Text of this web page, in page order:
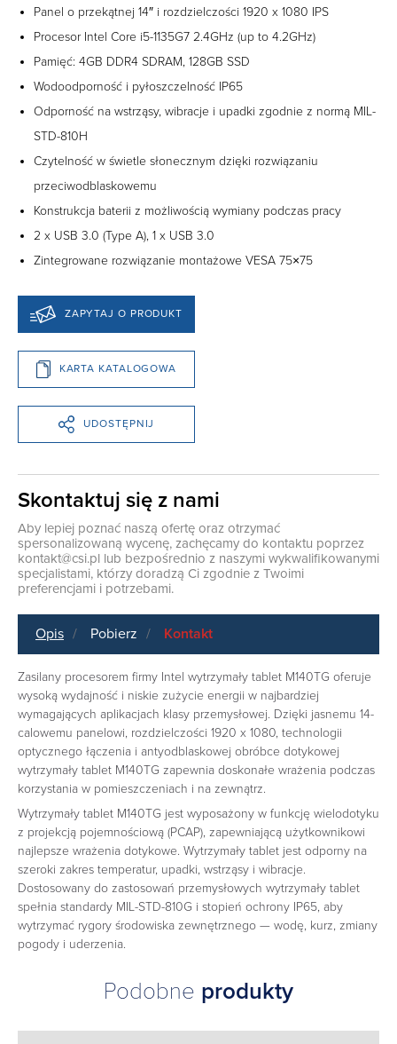
Panel o przekątnej 14″ i rozdzielczości 1920 x 1080 IPS
Procesor Intel Core i5­-1135G7 2.4GHz (up to 4.2GHz)
Pamięć: 4GB DDR4 SDRAM, 128GB SSD
Wodoodporność i pyłoszczelność IP65
Odporność na wstrząsy, wibracje i upadki zgodnie z normą MIL­-
STD-­810H
Czytelność w świetle słonecznym dzięki rozwiązaniu
przeciwodblaskowemu
Konstrukcja baterii z możliwością wymiany podczas pracy
2 x USB 3.0 (Type A), 1 x USB 3.0
Zintegrowane rozwiązanie montażowe VESA 75×75
ZAPYTAJ O PRODUKT
KARTA KATALOGOWA
UDOSTĘPNIJ
Skontaktuj się z nami
Aby lepiej poznać naszą ofertę oraz otrzymać
spersonalizowaną wycenę, zachęcamy do kontaktu poprzez
kontakt@csi.pl lub bezpośrednio z naszymi wykwalifikowanymi
specjalistami, którzy doradzą Ci zgodnie z Twoimi
preferencjami i potrzebami.
Opis Pobierz Kontakt
Zasilany procesorem firmy Intel wytrzymały tablet M140TG oferuje
wysoką wydajność i niskie zużycie energii w najbardziej
wymagających aplikacjach klasy przemysłowej. Dzięki jasnemu 14-
calowemu panelowi, rozdzielczości 1920 x 1080, technologii
optycznego łączenia i antyodblaskowej obróbce dotykowej
wytrzymały tablet M140TG zapewnia doskonałe wrażenia podczas
korzystania w pomieszczeniach i na zewnątrz.
Wytrzymały tablet M140TG jest wyposażony w funkcję wielodotyku
z projekcją pojemnościową (PCAP), zapewniającą użytkownikowi
najlepsze wrażenia dotykowe. Wytrzymały tablet jest odporny na
szeroki zakres temperatur, upadki, wstrząsy i wibracje.
Dostosowany do zastosowań przemysłowych wytrzymały tablet
spełnia standardy MIL­-STD­-810G i stopień ochrony IP65, aby
wytrzymać rygory środowiska zewnętrznego — wodę, kurz, zmiany
pogody i uderzenia.
Podobne produkty